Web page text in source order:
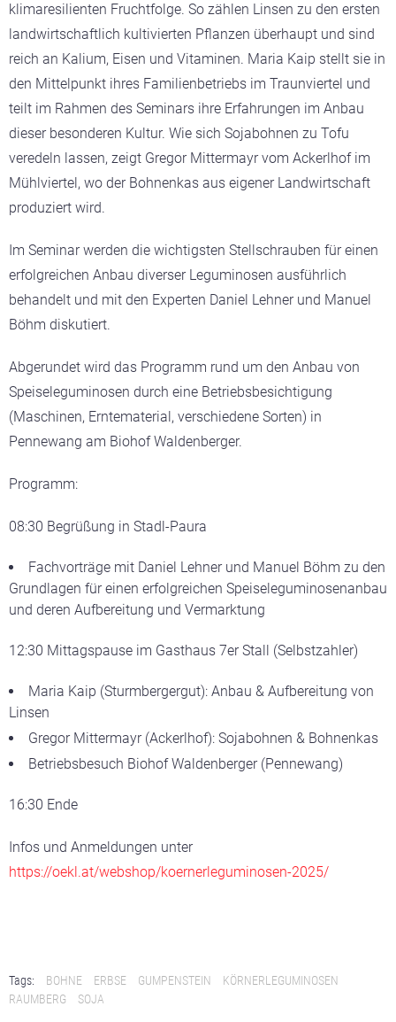
klimaresilienten Fruchtfolge. So zählen Linsen zu den ersten
landwirtschaftlich kultivierten Pflanzen überhaupt und sind
reich an Kalium, Eisen und Vitaminen. Maria Kaip stellt sie in
den Mittelpunkt ihres Familienbetriebs im Traunviertel und
teilt im Rahmen des Seminars ihre Erfahrungen im Anbau
dieser besonderen Kultur. Wie sich Sojabohnen zu Tofu
veredeln lassen, zeigt Gregor Mittermayr vom Ackerlhof im
Mühlviertel, wo der Bohnenkas aus eigener Landwirtschaft
produziert wird.
Im Seminar werden die wichtigsten Stellschrauben für einen
erfolgreichen Anbau diverser Leguminosen ausführlich
behandelt und mit den Experten Daniel Lehner und Manuel
Böhm diskutiert.
Abgerundet wird das Programm rund um den Anbau von
Speiseleguminosen durch eine Betriebsbesichtigung
(Maschinen, Erntematerial, verschiedene Sorten) in
Pennewang am Biohof Waldenberger.
Programm:
08:30 Begrüßung in Stadl-Paura
Fachvorträge mit Daniel Lehner und Manuel Böhm zu den
Grundlagen für einen erfolgreichen Speiseleguminosenanbau
und deren Aufbereitung und Vermarktung
12:30 Mittagspause im Gasthaus 7er Stall (Selbstzahler)
Maria Kaip (Sturmbergergut): Anbau & Aufbereitung von
Linsen
Gregor Mittermayr (Ackerlhof): Sojabohnen & Bohnenkas
Betriebsbesuch Biohof Waldenberger (Pennewang)
16:30 Ende
Infos und Anmeldungen unter
https://oekl.at/webshop/koernerleguminosen-2025/
Tags: BOHNE ERBSE GUMPENSTEIN
KÖRNERLEGUMINOSEN
RAUMBERG
SOJA